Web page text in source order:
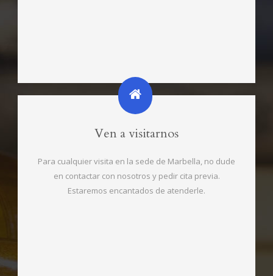
Ven a visitarnos
Para cualquier visita en la sede de Marbella, no dude
en contactar con nosotros y pedir cita previa.
Estaremos encantados de atenderle.